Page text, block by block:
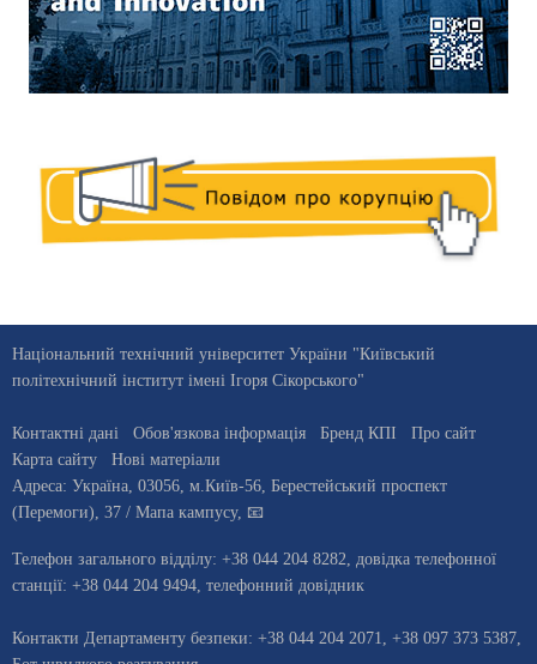
Національний технічний університет України "Київський
політехнічний інститут імені Ігоря Сікорського"
Контактні дані Обов'язкова інформація Бренд КПІ
Про сайт
Карта сайту
Нові матеріали
Адреса: Україна 03056 , м. Київ-56, Берестейський проспект
(Перемоги), 37 / Мапа кампусу, 📧
Телефон загального відділу: +38 044 204 8282 , довiдка телефонної
станцiї: +38 044 204 9494 телефонний довідник
Контакти Департаменту безпеки: +38 044 204 2071, +38 097 373 5387,